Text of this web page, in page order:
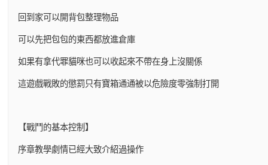
回到家可以開背包整理物品
可以先把包包的東西都放進倉庫
如果有拿代罪貓咪也可以收起來不帶在身上沒關係
這遊戲戰敗的懲罰只有寶箱通通被以危險度零強制打開
【戰鬥的基本控制】
序章教學劇情已經大致介紹過操作